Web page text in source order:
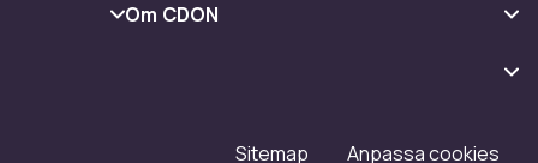
Om CDON
Karriär på CDON
Sitemap Anpassa cookies